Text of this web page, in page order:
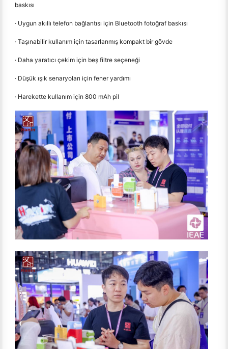
baskısı
· Uygun akıllı telefon bağlantısı için Bluetooth fotoğraf baskısı
· Taşınabilir kullanım için tasarlanmış kompakt bir gövde
· Daha yaratıcı çekim için beş filtre seçeneği
· Düşük ışık senaryoları için fener yardımı
· Harekette kullanım için 800 mAh pil